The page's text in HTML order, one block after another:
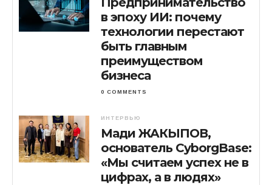
в эпоху ИИ: почему
технологии перестают
быть главным
преимуществом
бизнеса
0 COMMENTS
ИНТЕРВЬЮ
Мади ЖАКЫПОВ,
основатель CyborgBase:
«Мы считаем успех не в
цифрах, а в людях»